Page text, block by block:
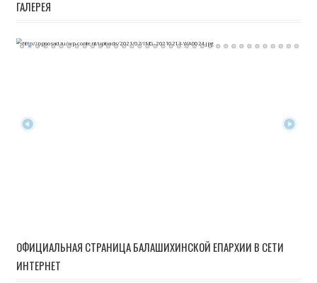
ГАЛЕРЕЯ
ОФИЦИАЛЬНАЯ СТРАНИЦА БАЛАШИХИНСКОЙ ЕПАРХИИ В СЕТИ
ИНТЕРНЕТ